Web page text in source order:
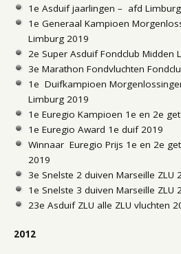
1e Asduif jaarlingen – afd
1e Generaal Kampioen
Limburg 2019
2e Super Asduif Fondclub Midden
3e Marathon Fondvluchten
1e Duifkampioen
Limburg 2019
1e Euregio Kampioen 1e en 2e
1e Euregio Award 1e duif 2019
Winnaar Euregio Prijs 1e en 2e
2019
3e Snelste 2 duiven Marseille ZLU
1e Snelste 3 duiven Marseille ZLU
23e Asduif ZLU alle ZLU vluchten
2012